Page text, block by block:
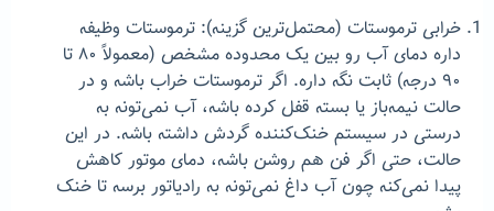
خرابی ترموستات (محتمل‌ترین گزینه): ترموستات وظیفه
داره دمای آب رو بین یک محدوده مشخص (معمولاً ۸۰ تا
۹۰ درجه) ثابت نگه داره. اگر ترموستات خراب باشه و در
حالت نیمه‌باز یا بسته قفل کرده باشه، آب نمی‌تونه به
درستی در سیستم خنک‌کننده گردش داشته باشه. در این
حالت، حتی اگر فن هم روشن باشه، دمای موتور کاهش
پیدا نمی‌کنه چون آب داغ نمی‌تونه به رادیاتور برسه تا خنک